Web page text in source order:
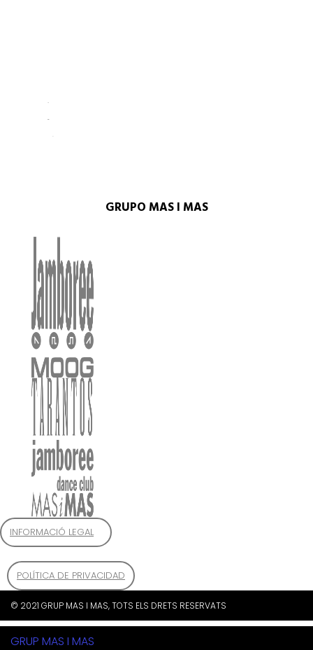
GRUPO MAS I MAS
INFORMACIÓ LEGAL
POLÍTICA DE PRIVACIDAD
© 2021 GRUP MAS I MAS, TOTS ELS DRETS RESERVATS
GRUP MAS I MAS